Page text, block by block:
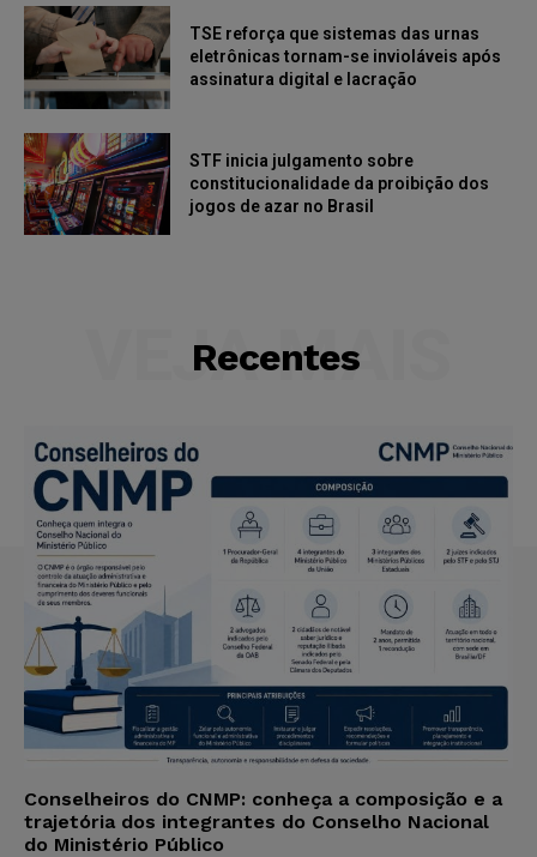
TSE reforça que sistemas das urnas
eletrônicas tornam-se invioláveis após
assinatura digital e lacração
STF inicia julgamento sobre
constitucionalidade da proibição dos
jogos de azar no Brasil
Recentes
VEJA MAIS
Conselheiros do CNMP: conheça a composição e a
trajetória dos integrantes do Conselho Nacional
do Ministério Público